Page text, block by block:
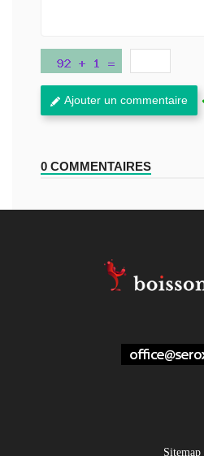
Ajouter un commentaire
0 COMMENTAIRES
Sitemap